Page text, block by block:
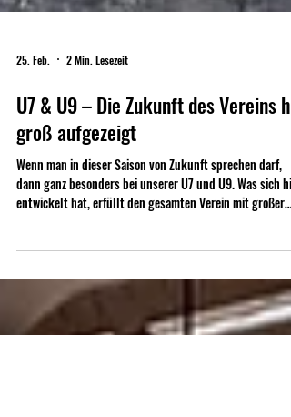
25. Feb. 2 Min. Lesezeit
U7 & U9 – Die Zukunft des Vereins hat
dann ganz besonders bei unserer U7 und U9. Was sich
entwickelt hat, erfüllt den gesamten Verein mit großer
Freude – und mit berechtigtem Stolz.